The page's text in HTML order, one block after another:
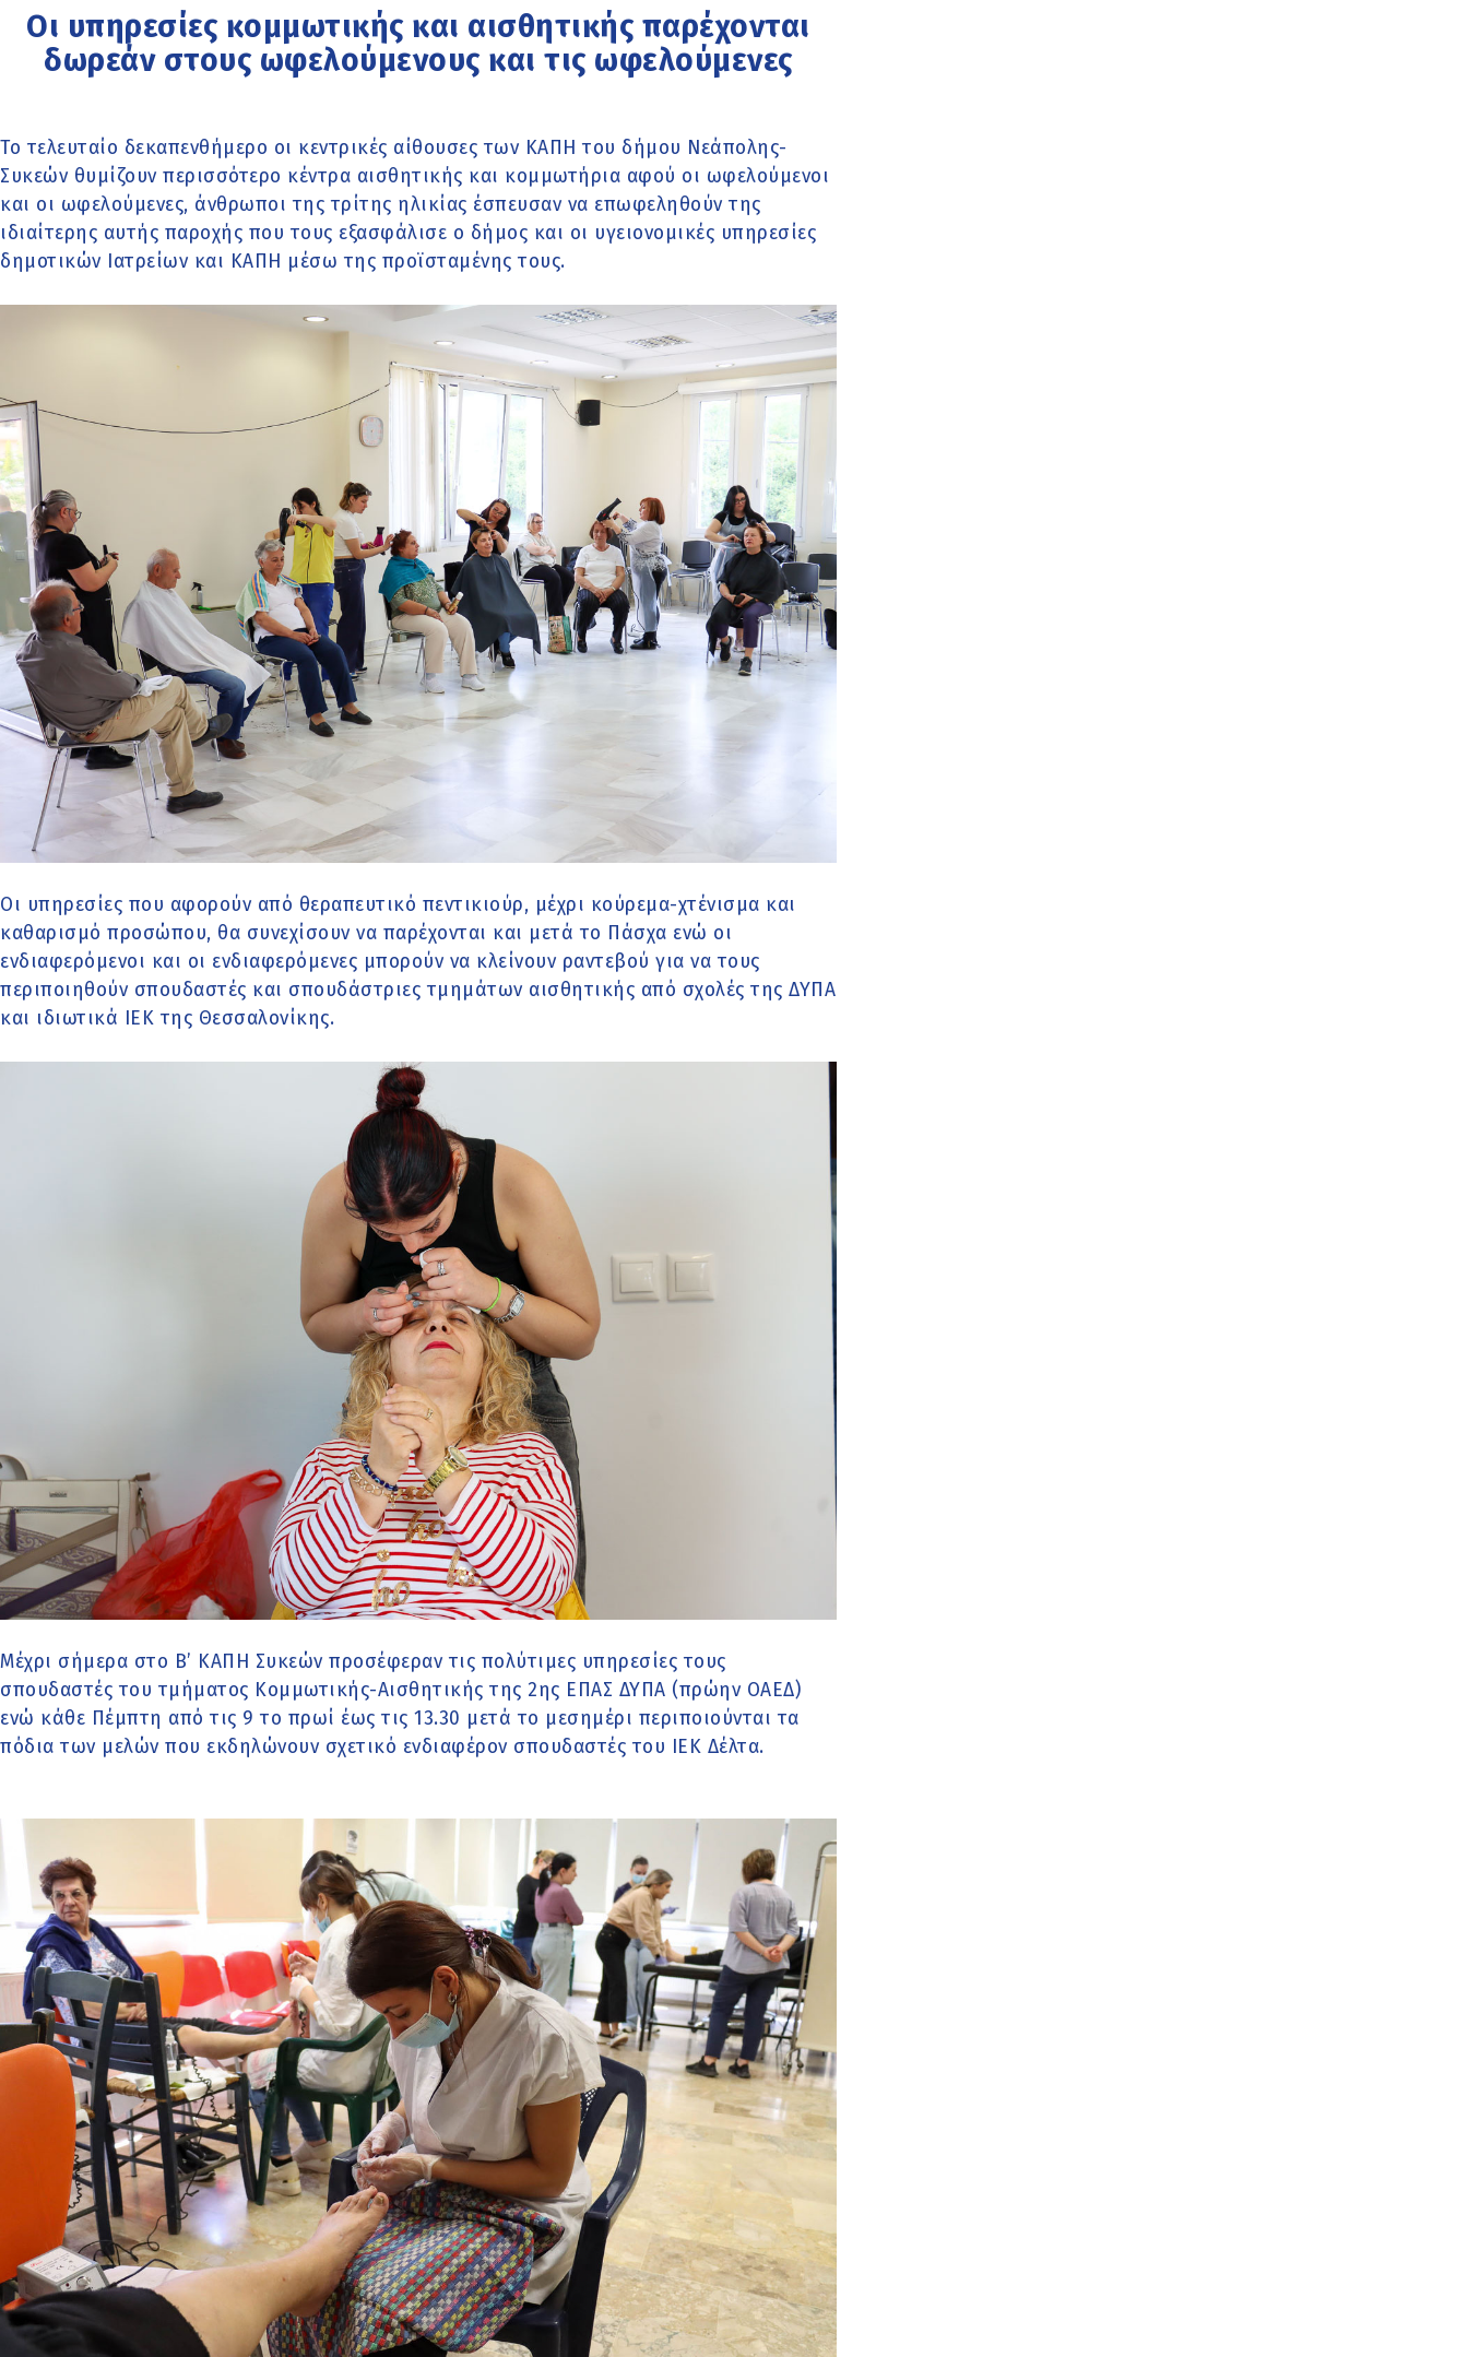
Οι υπηρεσίες κομμωτικής και αισθητικής παρέχονται
δωρεάν στους ωφελούμενους και τις ωφελούμενες
Το τελευταίο δεκαπενθήμερο οι κεντρικές αίθουσες των ΚΑΠΗ του δήμου Νεάπολης-
Συκεών θυμίζουν περισσότερο κέντρα αισθητικής και κομμωτήρια αφού οι ωφελούμενοι
και οι ωφελούμενες, άνθρωποι της τρίτης ηλικίας έσπευσαν να επωφεληθούν της
ιδιαίτερης αυτής παροχής που τους εξασφάλισε ο δήμος και οι υγειονομικές υπηρεσίες
δημοτικών Ιατρείων και ΚΑΠΗ μέσω της προϊσταμένης τους.
Οι υπηρεσίες που αφορούν από θεραπευτικό πεντικιούρ, μέχρι κούρεμα-χτένισμα και
καθαρισμό προσώπου, θα συνεχίσουν να παρέχονται και μετά το Πάσχα ενώ οι
ενδιαφερόμενοι και οι ενδιαφερόμενες μπορούν να κλείνουν ραντεβού για να τους
περιποιηθούν σπουδαστές και σπουδάστριες τμημάτων αισθητικής από σχολές της ΔΥΠΑ
και ιδιωτικά ΙΕΚ της Θεσσαλονίκης.
Μέχρι σήμερα στο Β’ ΚΑΠΗ Συκεών προσέφεραν τις πολύτιμες υπηρεσίες τους
σπουδαστές του τμήματος Κομμωτικής-Αισθητικής της 2ης ΕΠΑΣ ΔΥΠΑ (πρώην ΟΑΕΔ)
ενώ κάθε Πέμπτη από τις 9 το πρωί έως τις 13.30 μετά το μεσημέρι περιποιούνται τα
πόδια των μελών που εκδηλώνουν σχετικό ενδιαφέρον σπουδαστές του ΙΕΚ Δέλτα.